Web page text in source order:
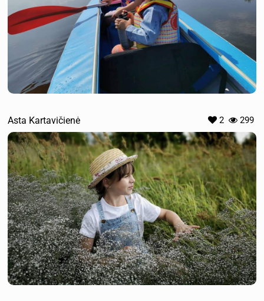
Asta Kartavičienė 2 299